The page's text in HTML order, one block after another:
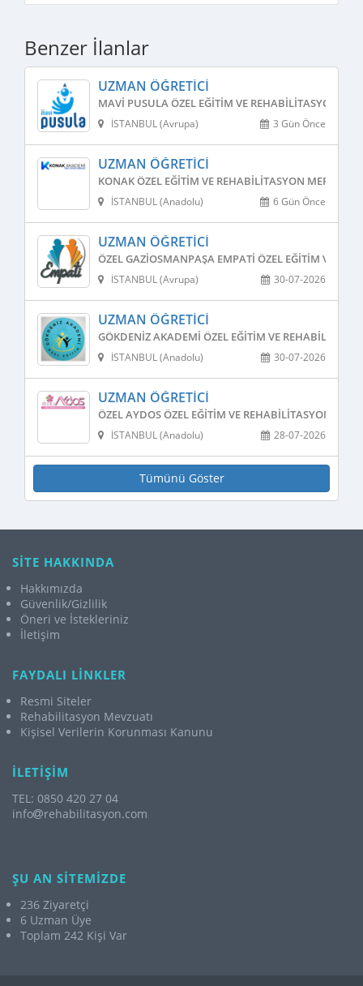
Benzer İlanlar
UZMAN ÖĞRETICI
MAVI PUSULA ÖZEL EĞITIM VE REHABILITASYON
3 Gün Önce
İSTANBUL (Avrupa)
UZMAN ÖĞRETICI
KONAK ÖZEL EĞITIM VE REHABILITASYON MERKEZI
6 Gün Önce
İSTANBUL (Anadolu)
UZMAN ÖĞRETICI
ÖZEL GAZIOSMANPAŞA EMPATI ÖZEL EĞITIM VE
30-07-2026
İSTANBUL (Avrupa)
UZMAN ÖĞRETICI
GÖKDENIZ AKADEMI ÖZEL EĞITIM VE
30-07-2026
İSTANBUL (Anadolu)
UZMAN ÖĞRETICI
ÖZEL AYDOS ÖZEL EĞITIM VE REHABILITASYON
28-07-2026
İSTANBUL (Anadolu)
Tümünü Göster
SİTE HAKKINDA
Hakkımızda
Güvenlik/Gizlilik
Öneri ve İstekleriniz
İletişim
FAYDALI LİNKLER
Resmi Siteler
Rehabilitasyon Mevzuatı
Kişisel Verilerin Korunması Kanunu
İLETİŞİM
TEL: 0850 420 27 04
info
rehabilitasyon.com
ŞU AN SİTEMİZDE
236 Ziyaretçi
6 Uzman Üye
Toplam 242 Kişi Var